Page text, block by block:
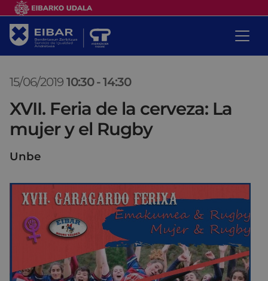
15/06/2019 10:30 -14:30
XVII. Feria de la cerveza: La
mujer y el Rugby
Unbe